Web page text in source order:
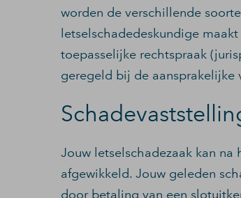
worden de verschillende
letselschadedeskundige
toepasselijke rechtspraak
geregeld bij de aansprakelijke
Jouw letselschadezaak kan
afgewikkeld. Jouw geleden
door betaling van een